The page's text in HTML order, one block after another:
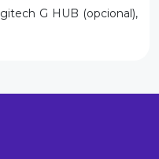
G HUB (opcional),